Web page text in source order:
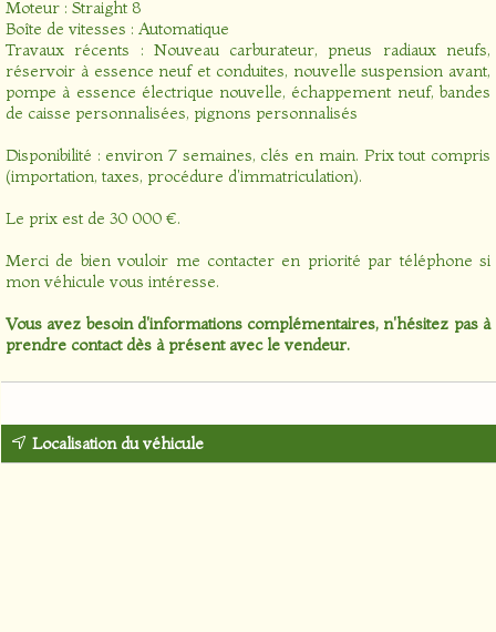
Moteur : Straight 8
Boîte de vitesses : Automatique
Travaux récents : Nouveau carburateur, pneus radiaux neufs,
réservoir à essence neuf et conduites, nouvelle suspension avant,
pompe à essence électrique nouvelle, échappement neuf, bandes
de caisse personnalisées, pignons personnalisés
Disponibilité : environ 7 semaines, clés en main. Prix tout compris
(importation, taxes, procédure d'immatriculation).
Le prix est de 30 000 €.
Merci de bien vouloir me contacter en priorité par téléphone si
mon véhicule vous intéresse.
Vous avez besoin d'informations complémentaires, n'hésitez pas à
prendre contact dès à présent avec le vendeur.
Localisation du véhicule